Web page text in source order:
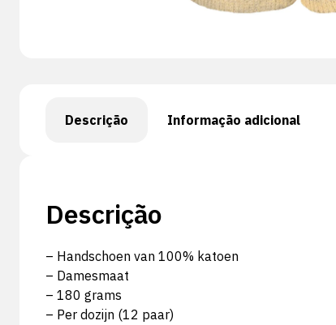
Descrição Informação adicional
Descrição
– Handschoen van 100% katoen
– Damesmaat
– 180 grams
– Per dozijn (12 paar)